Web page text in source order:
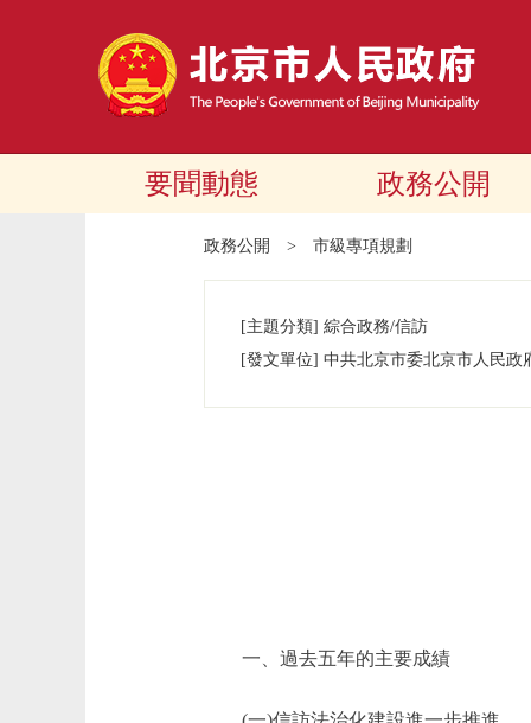
要聞動態 政務公開
政務公開 > 市級專項規劃
[主題分類] 綜合政務/信訪
[發文單位] 中共北京市委北京市人民政
一、過去五年的主要成績